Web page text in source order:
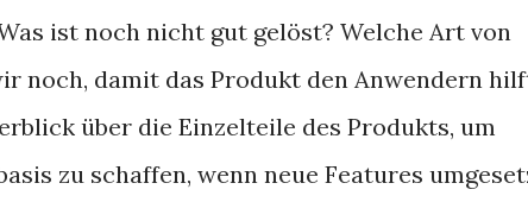
ist noch nicht gut gelöst? Welche Art von
noch, damit das Produkt den Anwendern
über die Einzelteile des Produkts, um
zu schaffen, wenn neue Features